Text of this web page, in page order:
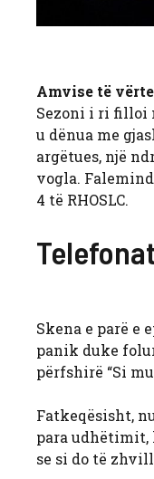
Amvise të
Sezoni i ri filloi
u dënua me
argëtues, një
vogla.
4 të RHOSLC.
Skena e parë e
panik duke
përfshirë “Si
Fatkeqësisht,
para udhëtimit,
se si do të